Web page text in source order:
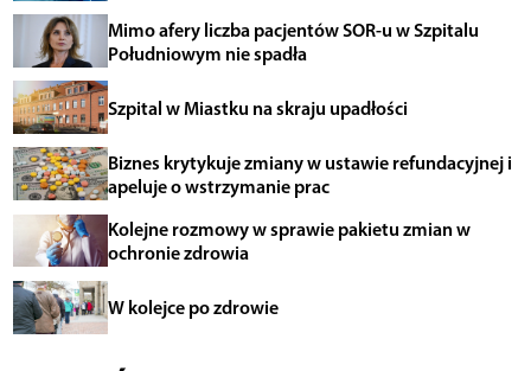
Mimo afery liczba pacjentów SOR-u w Szpitalu
Południowym nie spadła
Szpital w Miastku na skraju upadłości
Biznes krytykuje zmiany w ustawie refundacyjnej i
apeluje o wstrzymanie prac
Kolejne rozmowy w sprawie pakietu zmian w
ochronie zdrowia
W kolejce po zdrowie